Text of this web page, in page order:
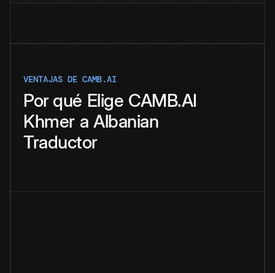
VENTAJAS DE CAMB.AI
Por qué Elige CAMB.AI
Khmer a Albanian
Traductor